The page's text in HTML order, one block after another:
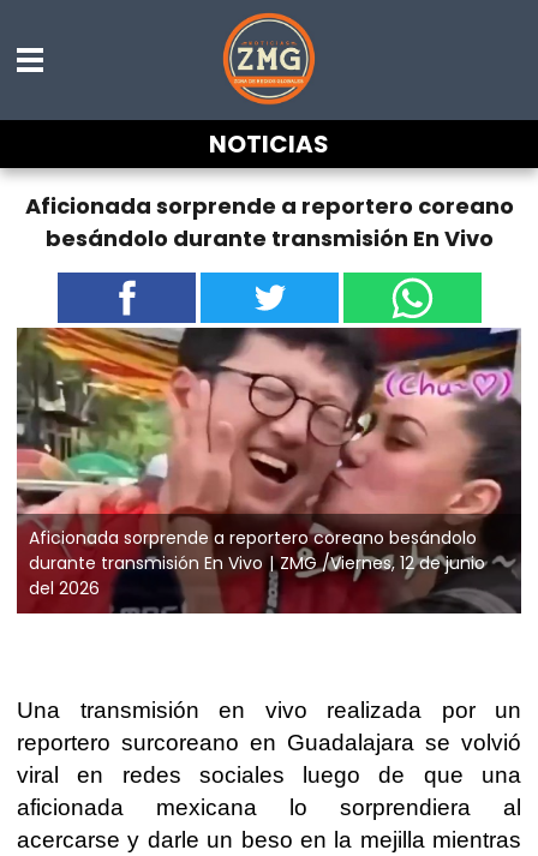
NOTICIAS
Aficionada sorprende a reportero coreano
besándolo durante transmisión En Vivo
Aficionada sorprende a reportero coreano besándolo
durante transmisión En Vivo
ZMG /Viernes, 12 de junio
del 2026
Una transmisión en vivo realizada por un
reportero surcoreano en Guadalajara se volvió
viral en redes sociales luego de que una
aficionada mexicana lo sorprendiera al
acercarse y darle un beso en la mejilla mientras